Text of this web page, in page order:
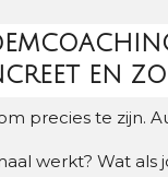
EN
precies te zijn.
werkt? Wat